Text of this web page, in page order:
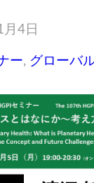
4日
ー, グローバ